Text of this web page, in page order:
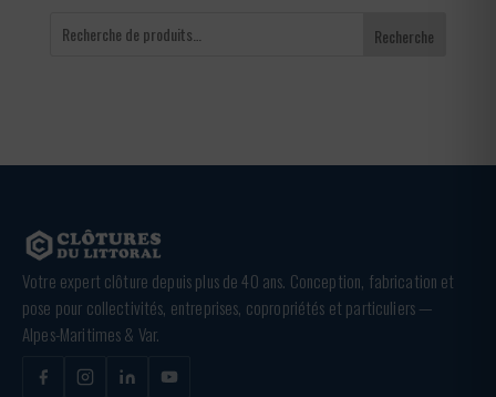
Recherche
Votre expert clôture depuis plus de 40 ans. Conception, fabrication et
pose pour collectivités, entreprises, copropriétés et particuliers —
Alpes-Maritimes & Var.